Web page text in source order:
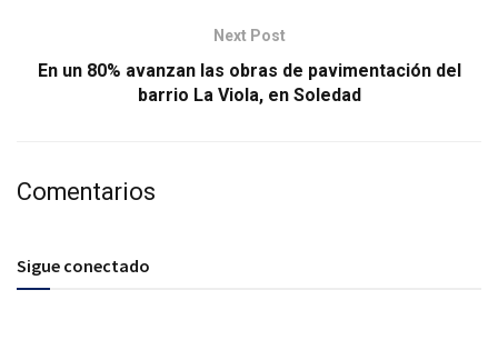
Next Post
En un 80% avanzan las obras de pavimentación del
barrio La Viola, en Soledad
Comentarios
Sigue conectado